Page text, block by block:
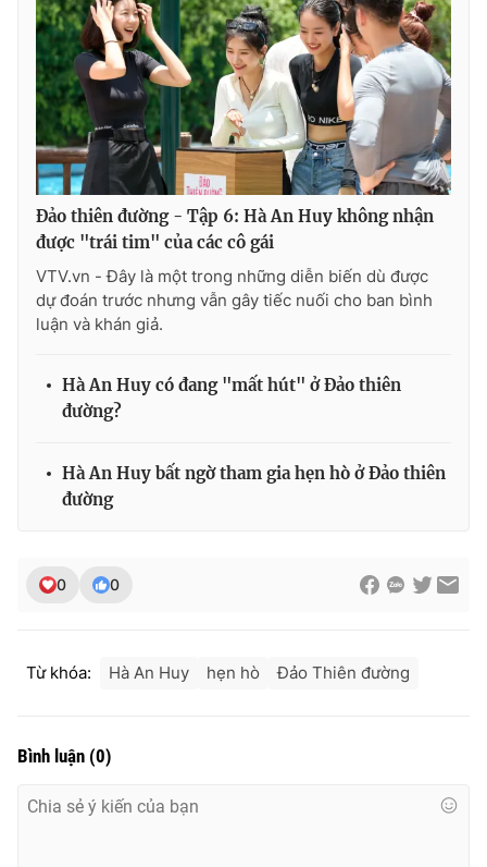
Đảo thiên đường - Tập 6: Hà An Huy không nhận
được "trái tim" của các cô gái
VTV.vn - Đây là một trong những diễn biến dù được
dự đoán trước nhưng vẫn gây tiếc nuối cho ban bình
luận và khán giả.
Hà An Huy có đang "mất hút" ở Đảo thiên
đường?
Hà An Huy bất ngờ tham gia hẹn hò ở Đảo thiên
đường
0 0
Từ khóa: Hà An Huy hẹn hò Đảo Thiên đường
Bình luận (0)